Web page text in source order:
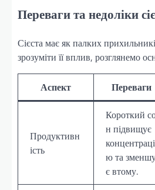
Переваги та недоліки
Сієста має як палких
зрозуміти її вплив, розглянемо
Аспект Переваги
Продуктивн
ість
Короткий
н підвищує
концентраці
ю та
є втому.